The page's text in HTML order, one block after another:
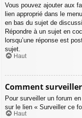
Vous pouvez ajouter aux
lien approprié dans le
en bas du sujet de
Répondre à un sujet en
lorsqu’une réponse est
sujet.
Haut
Comment
Pour surveiller un forum
sur le lien « Surveiller ce
Haut